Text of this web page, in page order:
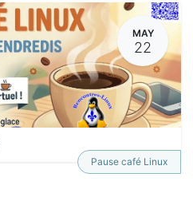
MAY
22
Pause café Linux